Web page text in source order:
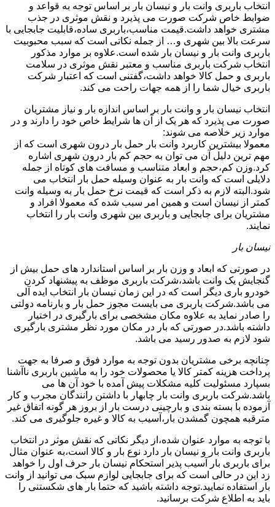
انتخاب باربری وانت بار و نیسان بار بر اساس توجه به قواعد و
ضوابط خاص شرکت صورت می پذیرد و نقش موثری در جذب
مشتری خواهد داشت.قیمت مناسب،باربری ساده،قابلیت جابجایی با
سرعت بالا بین شهری و… از جمله نکاتی است که سبب محبوبیت
باربری وانت بار و نیسان بار شده است.علاوه بر موارد مذکور
انتخاب شرکت باربری مناسب و معتبر نقش موثری در سلامت
باربری و حمل کالا خواهد داشت،گفتنی است که اعتبار شرکت
باربری خیال شما را از همه جهات راحت می کند.
انتخاب نیسان بار و وانت بار بر اساس اندازه بار و نیاز مشتریان
صورت می پذیرد که هر یک از آن ها شرایط خاص خود را دارند و در
موارد زیر خلاصه می شوند:
معمولا بیشترین کاربرد وانت بار حمل بار درون شهری است که از
مهم ترین دلیل آن می توان به حجم کم بار درون شهری اشاره
کرد.وزن کم،حجم و ابعاد متناسب و مسافت های کوتاه از جمله
دلایلی است که وانت بار به عنوان وسیله حمل بار انتخاب می
شود.البته لازم به ذکر است که قیمت نرخ حمل بار به وسیله وانت
کمتر از نیسان است و همین امر سبب شده که معمولا افراد و
مشتریان برای جابجایی و باربری بین شهری وانت بار را انتخاب
نمایند.
نیسان بار
در صورتی که ابعاد و وزن بار بر اساس استاندارد های حمل بیش از
گنجایش یک وانت باشد،شرکت باربری موظف به پیشنهاد کردن
خودرو باری دیگر است که در این زمان نیسان بار انتخاب ایده آلی
می باشد.شرکت باربری می بایست مجوز حمل بار و بارنامه دولتی
را صادر نماید به علاوه مکان مشخصی برای بارگیری در اختیار
داشته باشد.در صورتی که بار در مکان مورد نظر مشتری بارگیری
شود لازم به صدور رسید می باشد.
چنانچه برخی مشتریان بدون توجه به موارد فوق و صرفا به جهت
پرداخت هزینه کمتر کالا یا محصولات خود را به ماشین باربری ناآشنا
بسپارد مسئولیت کلیه مشکلات پیش آمده با خود آن ها می
باشد.شرکت باربری وانت بار چابهار با داشتن رانندگان مجرب و کار
آزموده با بسته بندی و بارچینی درست بار از بروز هر گونه اتفاق غیر
مترقبه همچون گمشدن بار،آسیب به کالا و غیره جلوگیری می کند.
با توجه به موارد عنوان شده،از دیگر نکاتی که نقش موثر در انتخاب
باربری وانت بار و نیسان بار دارد نوع بار و کالا است،به عنوان مثال
برای باربری بار آسیب پذیر استحکام نیسان بار حرف اول را خواهد
زد این در حالی است که برای جابجایی لوازم سبک می توانید از وانت
بار استفاده نمایید.توجه داشته باشید که حتما بار های شکستنی را
باید به اطلاع شرکت برسانید.